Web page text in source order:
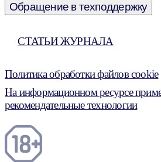
Обращение в техподдержку
СТАТЬИ ЖУРНАЛА
Политика обработки файлов cookie
На информационном ресурсе
рекомендательные технологии